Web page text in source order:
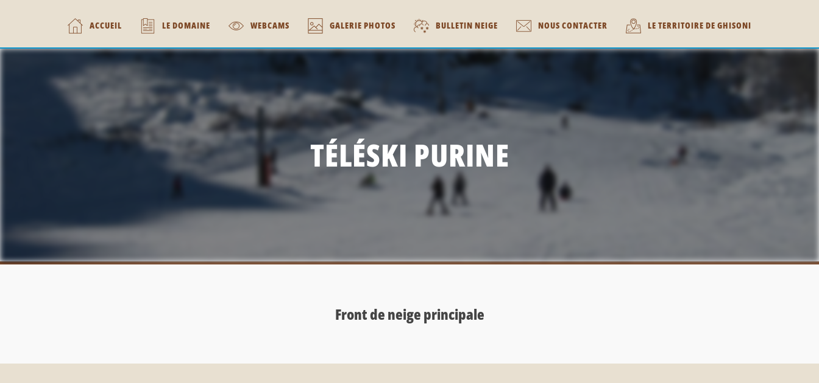
ACCUEIL LE DOMAINE WEBCAMS GALERIE PHOTOS BULLETIN NEIGE NOUS CONTACTER LE TERRITOIRE DE GHISONI
TÉLÉSKI PURINE
Front de neige principale